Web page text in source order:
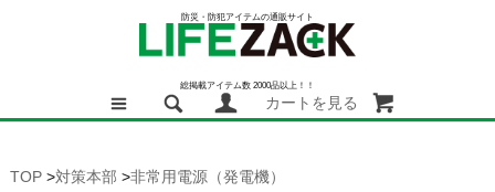
防災・防犯アイテムの通販サイト
総掲載アイテム数 2000品以上！！
カートを見る
TOP >対策本部 >非常用電源（発電機）